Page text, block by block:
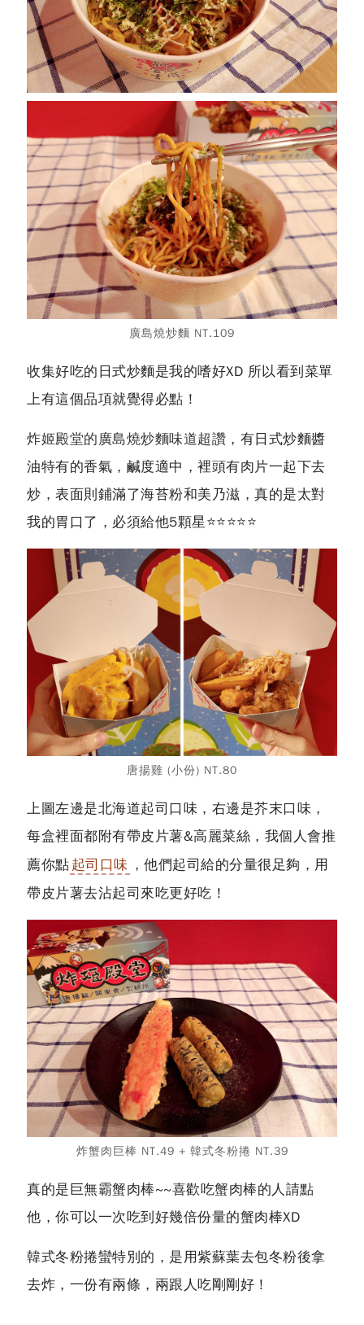
廣島燒炒麵 NT.109
收集好吃的日式炒麵是我的嗜好XD 所以看到菜單
上有這個品項就覺得必點！
炸姬殿堂的廣島燒炒麵味道超讚 ，有日式炒麵醬
油特有的香氣，鹹度適中，裡頭有肉片一起下去
炒，表面則鋪滿了海苔粉和美乃滋，真的是太對
我的胃口了，必須給他5顆星⭐⭐⭐⭐⭐
唐揚雞 (小份) NT.80
上圖左邊是北海道起司口味，右邊是芥末口味，
每盒裡面都附有帶皮片薯&高麗菜絲，我個人會推
薦你點起司口味 ，他們起司給的分量很足夠，用
帶皮片薯去沾起司來吃更好吃！
炸蟹肉巨棒 NT.49 + 韓式冬粉捲 NT.39
真的是巨無霸蟹肉棒~~喜歡吃蟹肉棒的人請點
他，你可以一次吃到好幾倍份量的蟹肉棒XD
韓式冬粉捲蠻特別的，是用紫蘇葉去包冬粉後拿
去炸，一份有兩條，兩跟人吃剛剛好！